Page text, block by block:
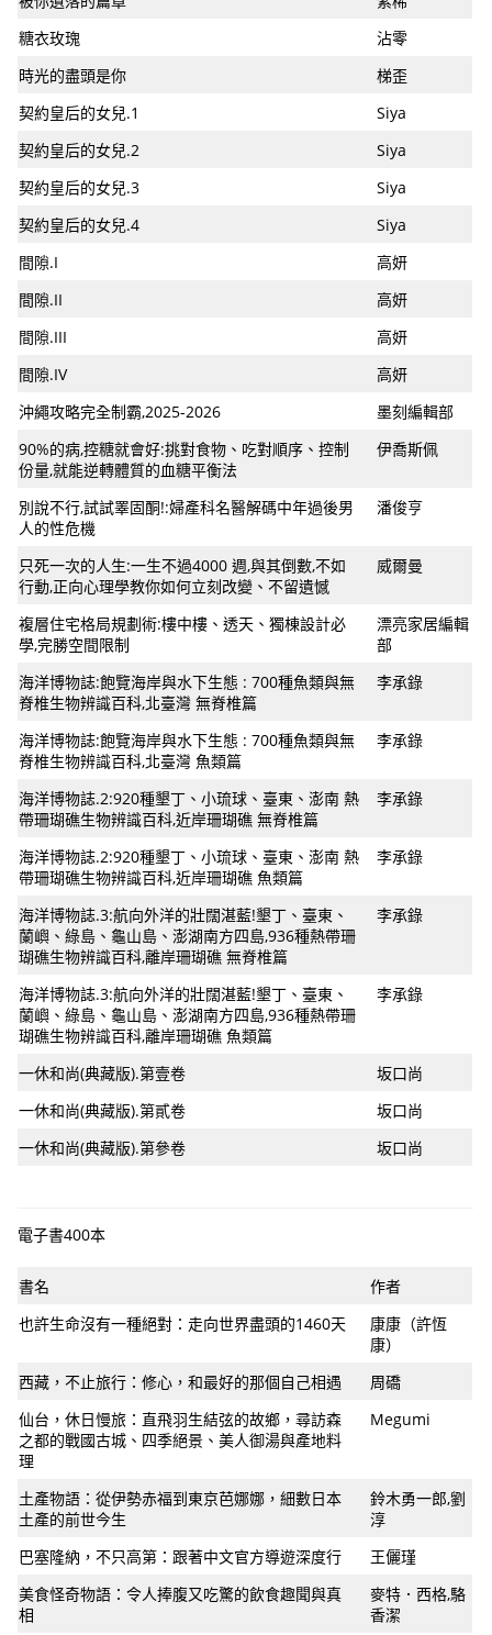
糖衣玫瑰
沾零
時光的盡頭是你
梯歪
契約皇后的女兒.1
Siya
契約皇后的女兒.2
Siya
契約皇后的女兒.3
Siya
契約皇后的女兒.4
Siya
間隙.I
高妍
間隙.II
高妍
間隙.III
高妍
間隙.IV
高妍
沖繩攻略完全制霸,2025-2026
墨刻編輯部
90%的病,控糖就會好:挑對食物、吃對順序、控制
份量,就能逆轉體質的血糖平衡法
伊喬斯佩
別說不行,試試睪固酮!:婦產科名醫解碼中年過後男
人的性危機
潘俊亨
只死一次的人生:一生不過4000 週,與其倒數,不如
行動,正向心理學教你如何立刻改變、不留遺憾
威爾曼
複層住宅格局規劃術:樓中樓、透天、獨棟設計必
學,完勝空間限制
漂亮家居編輯
部
海洋博物誌:飽覽海岸與水下生態 : 700種魚類與無
脊椎生物辨識百科,北臺灣 無脊椎篇
李承錄
海洋博物誌:飽覽海岸與水下生態 : 700種魚類與無
脊椎生物辨識百科,北臺灣 魚類篇
李承錄
海洋博物誌.2:920種墾丁、小琉球、臺東、澎南 熱
帶珊瑚礁生物辨識百科,近岸珊瑚礁 無脊椎篇
李承錄
海洋博物誌.2:920種墾丁、小琉球、臺東、澎南 熱
帶珊瑚礁生物辨識百科,近岸珊瑚礁 魚類篇
李承錄
海洋博物誌.3:航向外洋的壯闊湛藍!墾丁、臺東、
蘭嶼、綠島、龜山島、澎湖南方四島,936種熱帶珊
瑚礁生物辨識百科,離岸珊瑚礁 無脊椎篇
李承錄
海洋博物誌.3:航向外洋的壯闊湛藍!墾丁、臺東、
蘭嶼、綠島、龜山島、澎湖南方四島,936種熱帶珊
瑚礁生物辨識百科,離岸珊瑚礁 魚類篇
李承錄
一休和尚(典藏版).第壹卷
坂口尚
一休和尚(典藏版).第貳卷
坂口尚
一休和尚(典藏版).第參卷
坂口尚
電子書400本
書名
作者
也許生命沒有一種絕對：走向世界盡頭的1460天
康康（許恆
康）
西藏，不止旅行：修心，和最好的那個自己相遇
周礄
仙台，休日慢旅：直飛羽生結弦的故鄉，尋訪森
之都的戰國古城、四季絕景、美人御湯與產地料
理
Megumi
土產物語：從伊勢赤福到東京芭娜娜，細數日本
土產的前世今生
鈴木勇一郎,劉
淳
巴塞隆納，不只高第：跟著中文官方導遊深度行
王儷瑾
美食怪奇物語：令人捧腹又吃驚的飲食趣聞與真
相
麥特．西格,駱
香潔